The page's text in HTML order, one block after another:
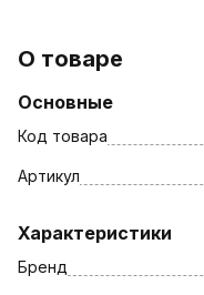
О товаре
Основные
Код товара
Артикул
Характеристики
Бренд